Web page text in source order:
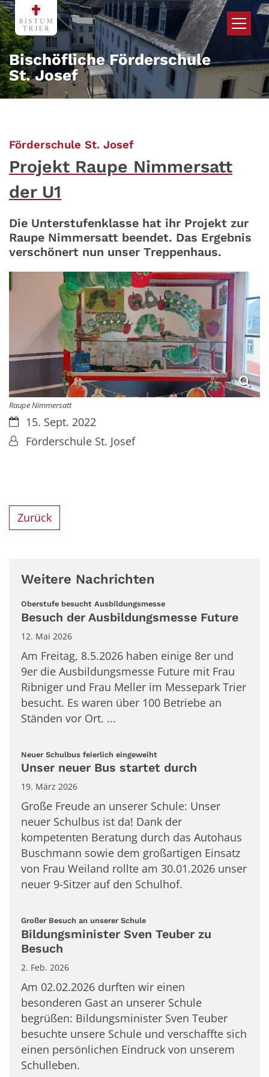
Zum Inhalt springen
Bischöfliche Förderschule
St. Josef
Förderschule St. Josef:
Projekt Raupe Nimmersatt
der U1
Die Unterstufenklasse hat ihr Projekt zur
Raupe Nimmersatt beendet. Das Ergebnis
verschönert nun unser Treppenhaus.
Raupe Nimmersatt
Datum:15. Sept. 2022
Von:Förderschule St. Josef
Zurück
Weitere Nachrichten
Oberstufe besucht Ausbildungsmesse:
Besuch der Ausbildungsmesse Future
12. Mai 2026
Am Freitag, 8.5.2026 haben einige 8er und
9er die Ausbildungsmesse Future mit Frau
Ribniger und Frau Meller im Messepark Trier
besucht. Es waren über 100 Betriebe an
Ständen vor Ort. ...
Neuer Schulbus feierlich eingeweiht:
Unser neuer Bus startet durch
19. März 2026
Große Freude an unserer Schule: Unser
neuer Schulbus ist da! Dank der
kompetenten Beratung durch das Autohaus
Buschmann sowie dem großartigen Einsatz
von Frau Weiland rollte am 30.01.2026 unser
neuer 9-Sitzer auf den Schulhof.
Großer Besuch an unserer Schule:
Bildungsminister Sven Teuber zu
Besuch
2. Feb. 2026
Am 02.02.2026 durften wir einen
besonderen Gast an unserer Schule
begrüßen: Bildungsminister Sven Teuber
besuchte unsere Schule und verschaffte sich
einen persönlichen Eindruck von unserem
Schulleben.